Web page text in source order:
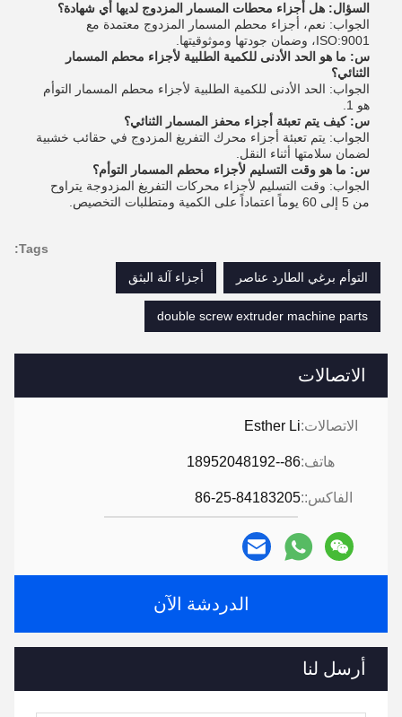
الاتصالات
الاتصالات:Esther Li
هاتف:86--18952048192
الفاكس::86-25-84183205
الدردشة الآن
أرسل لنا
السؤال: هل أجزاء محطات المسمار المزدوج لديها أي شهادة؟
الجواب: نعم، أجزاء محطم المسمار المزدوج معتمدة مع
ISO:9001، وضمان جودتها وموثوقيتها.
س: ما هو الحد الأدنى للكمية الطلبية لأجزاء محطم المسمار
الثنائي؟
الجواب: الحد الأدنى للكمية الطلبية لأجزاء محطم المسمار التوأم
هو 1.
س: كيف يتم تعبئة أجزاء محفز المسمار الثنائي؟
الجواب: يتم تعبئة أجزاء محرك التفريغ المزدوج في حقائب خشبية
لضمان سلامتها أثناء النقل.
س: ما هو وقت التسليم لأجزاء محطم المسمار التوأم؟
الجواب: وقت التسليم لأجزاء محركات التفريغ المزدوجة يتراوح
من 5 إلى 60 يوماً اعتماداً على الكمية ومتطلبات التخصيص.
Tags:
التوأم برغي الطارد عناصر
أجزاء آلة البثق
double screw extruder machine parts